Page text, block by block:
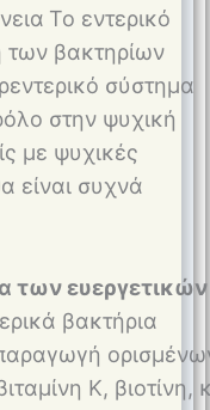
Το εντερικό
των βακτηρίων
σύστημα
στην ψυχική
με ψυχικές
είναι συχνά
των ευεργετικών
βακτήρια
Κ, βιοτίνη,